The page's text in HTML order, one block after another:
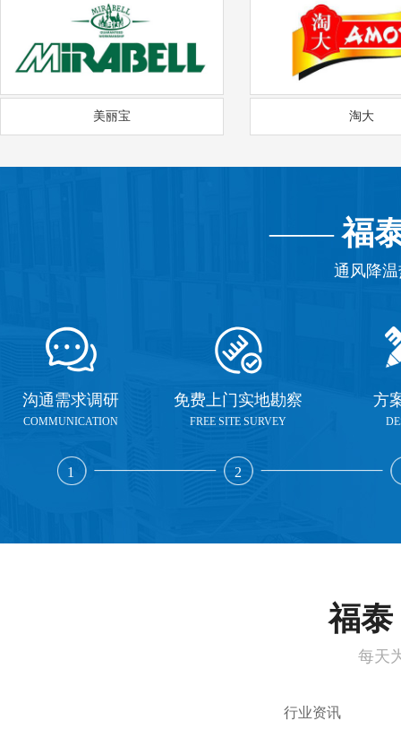
美丽宝 淘大
——福
通风降
沟通需求调研
COMMUNICATION
1
免费上门实地勘察
FREE SITE SURVEY
2
方
福泰
每天
行业资讯